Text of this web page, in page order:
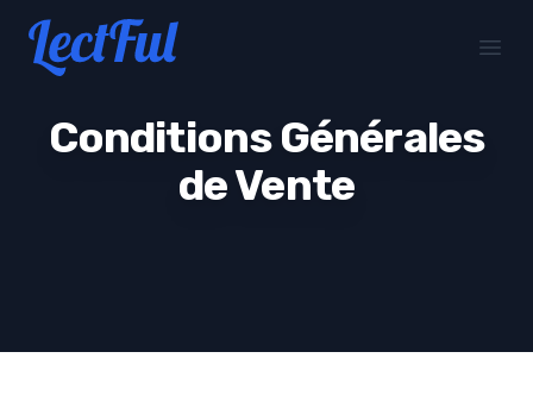
Your Company
Conditions Générales
de Vente